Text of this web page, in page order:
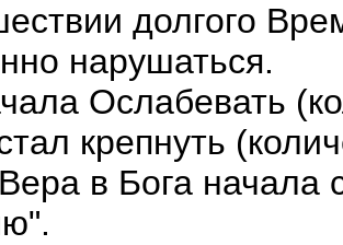
долгого
нарушаться.
Ослабевать
крепнуть
в Бога начала